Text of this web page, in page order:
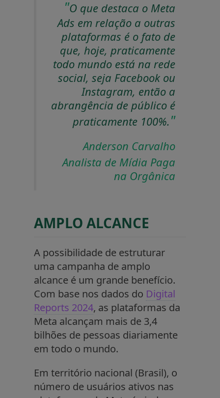
O que destaca o Meta
Ads em relação a outras
plataformas é o fato de
que, hoje, praticamente
todo mundo está na rede
social, seja Facebook ou
Instagram, então a
abrangência de público é
praticamente 100%.
Anderson Carvalho
Analista de Mídia Paga
na Orgânica
AMPLO ALCANCE
A possibilidade de estruturar
uma campanha de amplo
alcance é um grande benefício.
Com base nos dados do Digital
Reports 2024, as plataformas da
Meta alcançam mais de 3,4
bilhões de pessoas diariamente
em todo o mundo.
Em território nacional (Brasil), o
número de usuários ativos nas